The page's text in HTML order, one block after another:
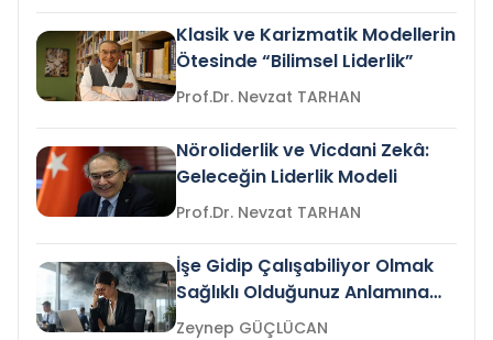
Klasik ve Karizmatik Modellerin
Ötesinde “Bilimsel Liderlik”
Prof.Dr. Nevzat TARHAN
Nöroliderlik ve Vicdani Zekâ:
Geleceğin Liderlik Modeli
Prof.Dr. Nevzat TARHAN
İşe Gidip Çalışabiliyor Olmak
Sağlıklı Olduğunuz Anlamına
Gelir mi?Zeynep GÜÇLÜCAN